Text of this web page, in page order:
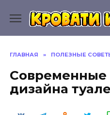
содержанию
ГЛАВНАЯ » ПОЛЕЗНЫЕ
Современные
дизайна